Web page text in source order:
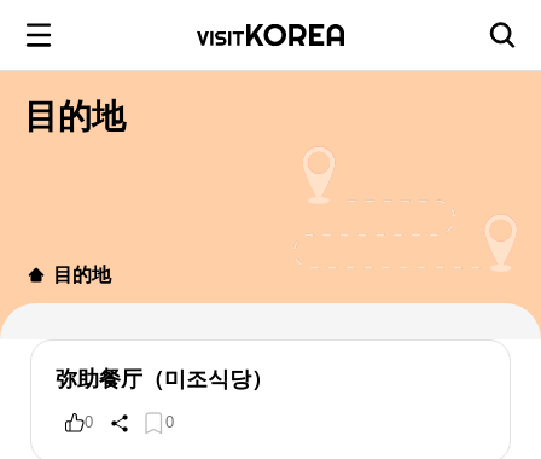
目的地
目的地
弥助餐厅（미조식당）
0 0